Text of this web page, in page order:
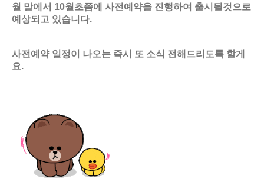
월 말에서 10월초쯤에 사전예약을 진행하여 출시될것으로
예상되고 있습니다.
사전예약 일정이 나오는 즉시 또 소식 전해드리도록 할게
요.